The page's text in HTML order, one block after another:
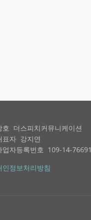
호 더스피치커뮤니케이션
표자 강지연
업자등록번호 109-14-76691
인정보처리방침